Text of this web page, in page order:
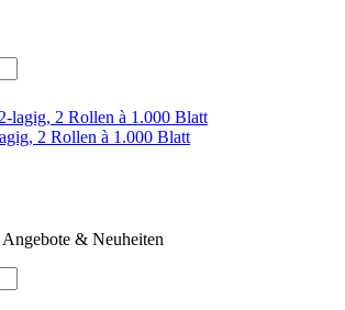
2 Rollen à 1.000 Blatt
Angebote & Neuheiten